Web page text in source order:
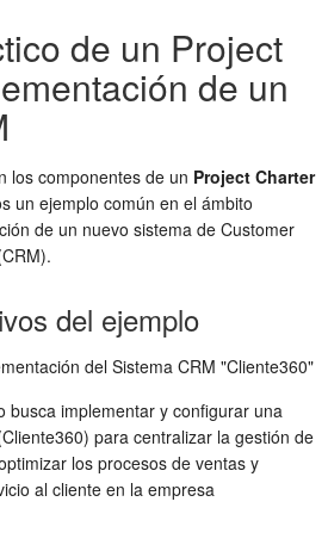
de un Project
de un
los componentes de un Project Charter
un ejemplo común en el ámbito
de un nuevo sistema de Customer
del ejemplo
del Sistema CRM "Cliente360"
busca implementar y configurar una
para centralizar la gestión de
los procesos de ventas y
al cliente en la empresa